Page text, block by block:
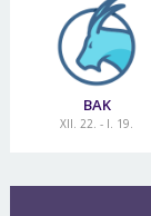
BAK
XII. 22. - I. 19.